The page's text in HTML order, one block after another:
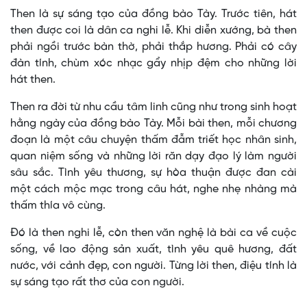
Then là sự sáng tạo của đồng bào Tày. Trước tiên, hát
then được coi là dân ca nghi lễ. Khi diễn xướng, bà then
phải ngồi trước bàn thờ, phải thắp hương. Phải có cây
đàn tính, chùm xóc nhạc gẩy nhịp đệm cho những lời
hát then.
Then ra đời từ nhu cầu tâm linh cũng như trong sinh hoạt
hằng ngày của đồng bào Tày. Mỗi bài then, mỗi chương
đoạn là một câu chuyện thấm đẫm triết học nhân sinh,
quan niệm sống và những lời răn dạy đạo lý làm người
sâu sắc. Tình yêu thương, sự hòa thuận được đan cài
một cách mộc mạc trong câu hát, nghe nhẹ nhàng mà
thấm thía vô cùng.
Đó là then nghi lễ, còn then văn nghệ là bài ca về cuộc
sống, về lao động sản xuất, tình yêu quê hương, đất
nước, với cảnh đẹp, con người. Từng lời then, điệu tính là
sự sáng tạo rất thơ của con người.